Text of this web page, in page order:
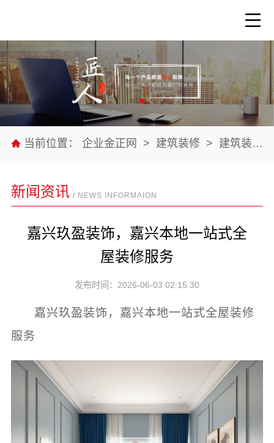
当前位置： 企业金正网 > 建筑装修 > 建筑装修材料
新闻资讯 / NEWS INFORMAION
嘉兴玖盈装饰，嘉兴本地一站式全
屋装修服务
发布时间：2026-06-03 02:15:30
嘉兴玖盈装饰，嘉兴本地一站式全屋装修
服务